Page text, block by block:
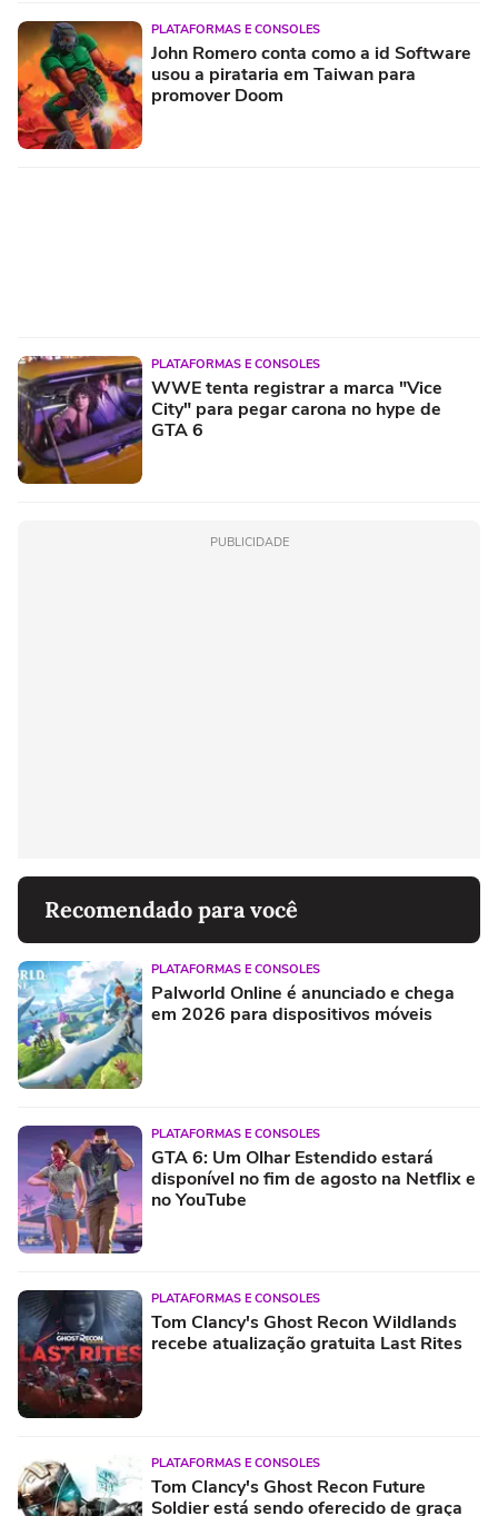
PLATAFORMAS E CONSOLES
John Romero conta como a id Software
usou a pirataria em Taiwan para
promover Doom
PLATAFORMAS E CONSOLES
WWE tenta registrar a marca "Vice
City" para pegar carona no hype de
GTA 6
PUBLICIDADE
Recomendado para você
PLATAFORMAS E CONSOLES
Palworld Online é anunciado e chega
em 2026 para dispositivos móveis
PLATAFORMAS E CONSOLES
GTA 6: Um Olhar Estendido estará
disponível no fim de agosto na Netflix e
no YouTube
PLATAFORMAS E CONSOLES
Tom Clancy's Ghost Recon Wildlands
recebe atualização gratuita Last Rites
PLATAFORMAS E CONSOLES
Tom Clancy's Ghost Recon Future
Soldier está sendo oferecido de graça